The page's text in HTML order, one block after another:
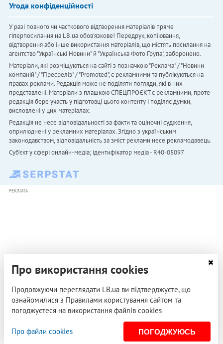
Угода конфіденційності
У разі повного чи часткового відтворення матеріалів пряме
гіперпосилання на LB.ua обов'язкове! Передрук, копіювання,
відтворення або інше використання матеріалів, що містять посилання на
агентство "Українськi Новини" й "Українська Фото Група", заборонено.
Матеріали, які розміщуються на сайті з позначкою "Реклама" / "Новини
компаній" / "Пресреліз" / "Promoted", є рекламними та публікуються на
правах реклами. Редакція може не поділяти погляди, які в них
представлені. Матеріали з плашкою СПЕЦПРОЄКТ є рекламними, проте
редакція бере участь у підготовці цього контенту і поділяє думки,
висловлені у цих матеріалах.
Редакція не несе відповідальності за факти та оціночні судження,
оприлюднені у рекламних матеріалах. Згідно з українським
законодавством, відповідальність за зміст реклами несе рекламодавець.
Cуб'єкт у сфері онлайн-медіа; ідентифікатор медіа - R40-05097
РЕКЛАМА
Про використання cookies
Продовжуючи переглядати LB.ua ви підтверджуєте, що
ознайомилися з Правилами користування сайтом та
погоджуєтеся на використання файлів cookies
Про файли cookies ПОГОДЖУЮСЬ